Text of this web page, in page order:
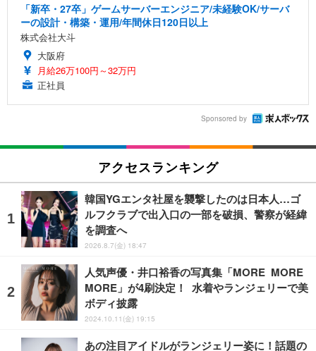
「新卒・27卒」ゲームサーバーエンジニア/未経験OK/サーバ
ーの設計・構築・運用/年間休日120日以上
株式会社大斗
大阪府
月給26万100円～32万円
正社員
Sponsored by
アクセスランキング
韓国YGエンタ社屋を襲撃したのは日本人…ゴ
ルフクラブで出入口の一部を破損、警察が経緯
を調査へ
2026.8.7(金) 18:47
人気声優・井口裕香の写真集「MORE MORE
MORE」が4刷決定！ 水着やランジェリーで美
ボディ披露
2024.10.11(金) 19:15
あの注目アイドルがランジェリー姿に！話題の